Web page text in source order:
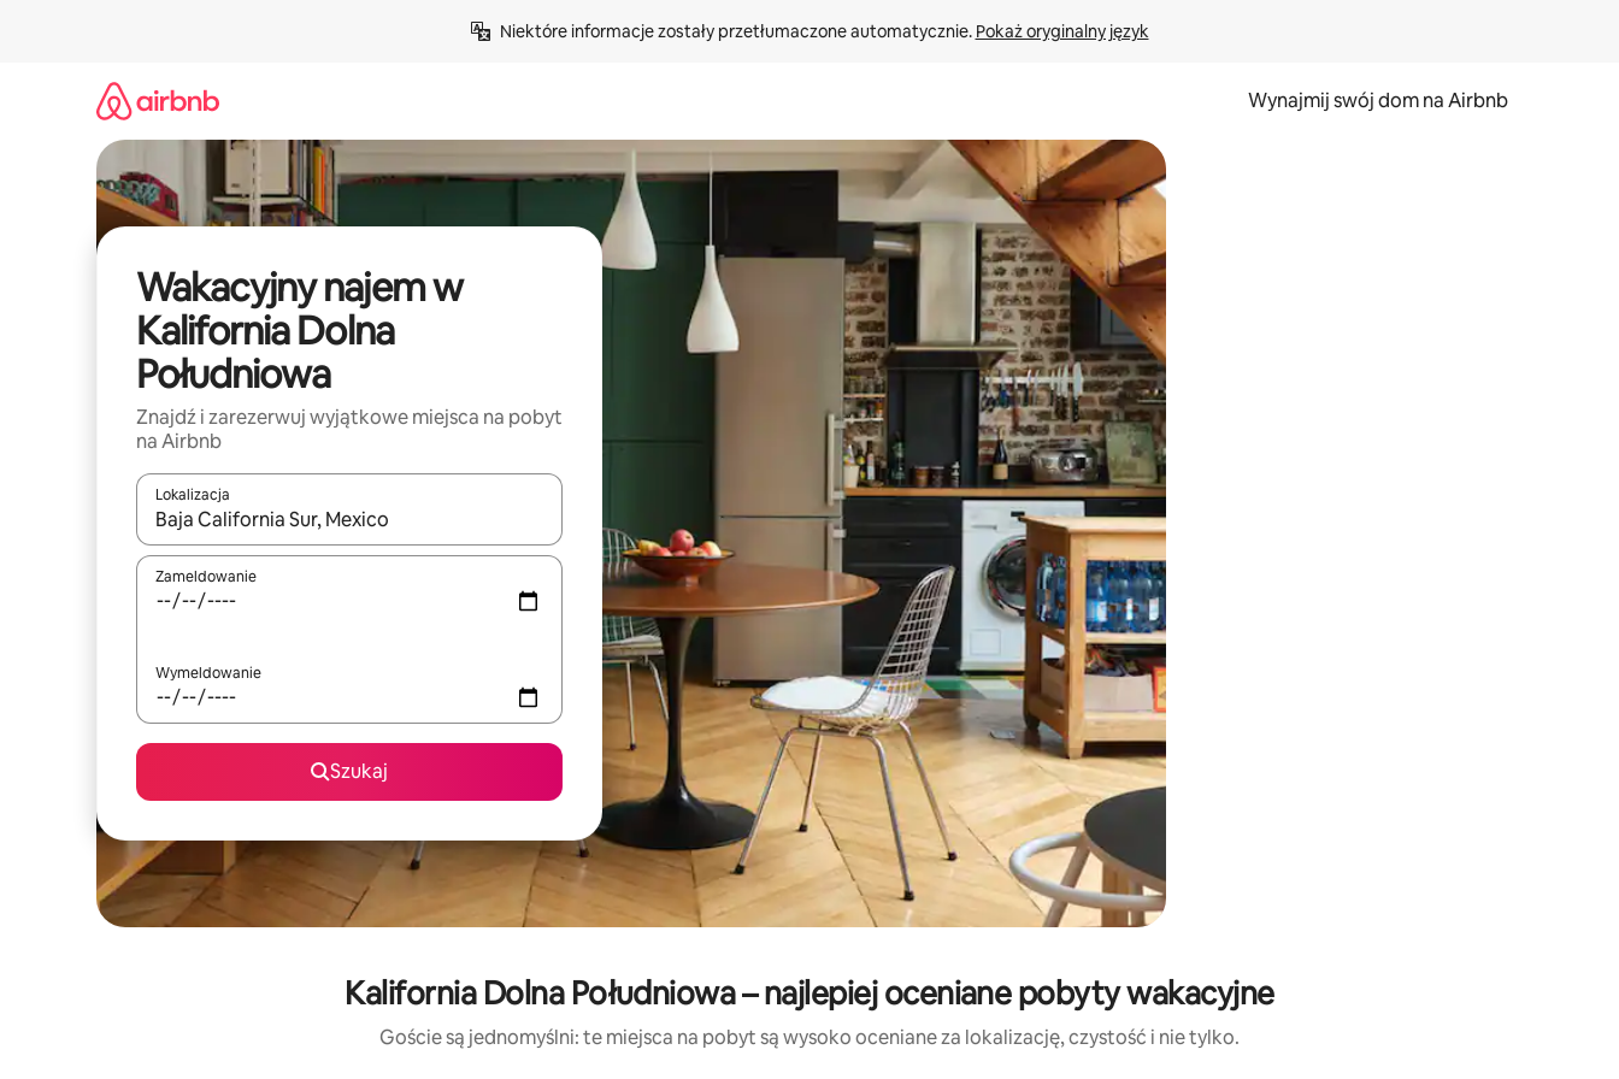
Niektóre informacje zostały przetłumaczone automatycznie. Pokaż oryginalny język
Wynajmij swój dom na Airbnb
Wakacyjny najem w
Kalifornia Dolna
Południowa
Znajdź i zarezerwuj wyjątkowe miejsca na pobyt
na Airbnb
Lokalizacja
Gdy wyniki będą dostępne, możesz poruszać się po nich za pomocą klawiszy strzałek w górę i w dół lub przeglądać je za pomocą gestów dotykowych lub przesuwania.
Zameldowanie
Wymeldowanie
Szukaj
Kalifornia Dolna Południowa – najlepiej oceniane pobyty wakacyjne
Goście są jednomyślni: te miejsca na pobyt są wysoko oceniane za lokalizację, czystość i nie tylko.